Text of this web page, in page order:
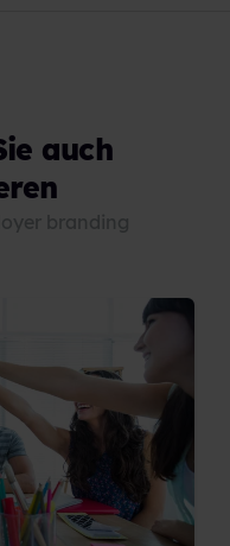
auch